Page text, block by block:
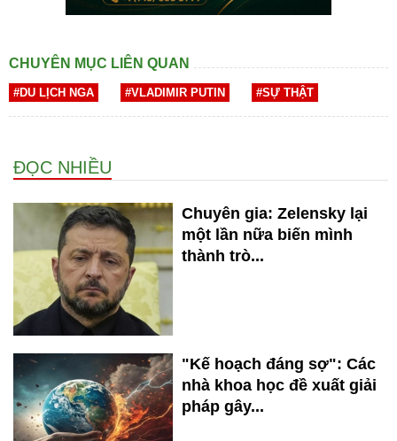
CHUYÊN MỤC LIÊN QUAN
#DU LỊCH NGA #VLADIMIR PUTIN #SỰ THẬT
ĐỌC NHIỀU
Chuyên gia: Zelensky lại
một lần nữa biến mình
thành trò...
"Kế hoạch đáng sợ": Các
nhà khoa học đề xuất giải
pháp gây...